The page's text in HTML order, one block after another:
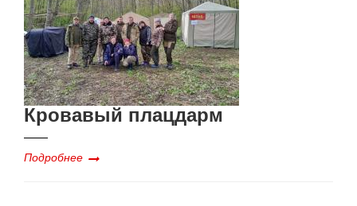
Кровавый плацдарм
Подробнее